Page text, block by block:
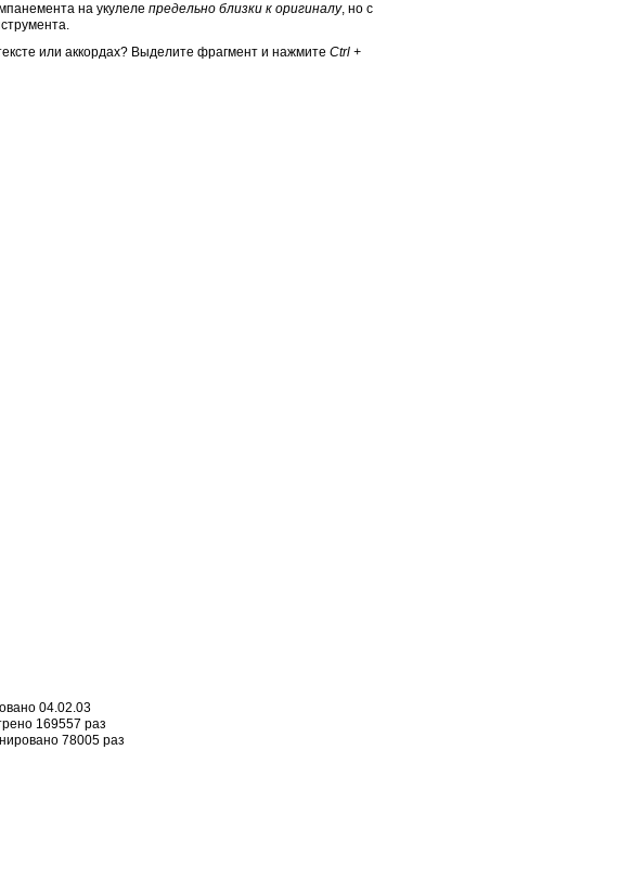
на укулеле предельно близки к оригиналу, но с
или аккордах? Выделите фрагмент и нажмите Ctrl +
04.02.03
169557 раз
78005 раз